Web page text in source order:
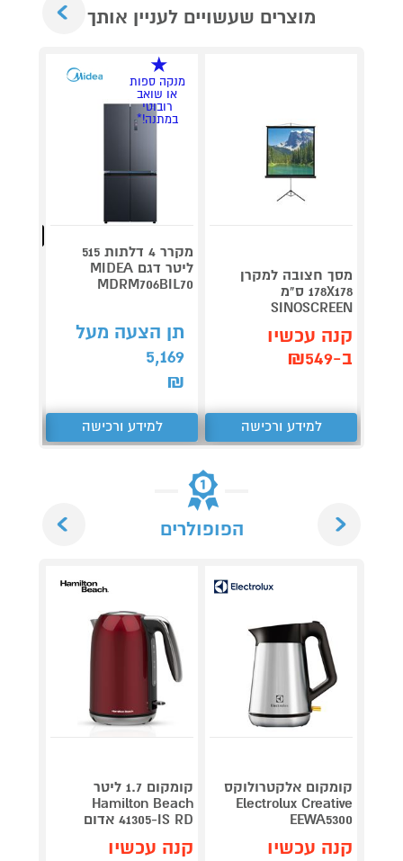
מוצרים שעשויים לעניין אותך
מסך חצובה למקרן
178X178 ס"מ
SINOSCREEN
קנה עכשיו
ב-₪549
למידע ורכישה
מנקה ספות
או שואב
רובוטי
במתנה!*
מקרר 4 דלתות 515
ליטר דגם MIDEA
MDRM706BIL70
תן הצעה מעל
5,169
₪
למידע ורכישה
הפופולרים
קומקום אלקטרולוקס
Electrolux Creative
EEWA5300
קנה עכשיו
קומקום 1.7 ליטר
Hamilton Beach
41305-IS RD אדום
קנה עכשיו